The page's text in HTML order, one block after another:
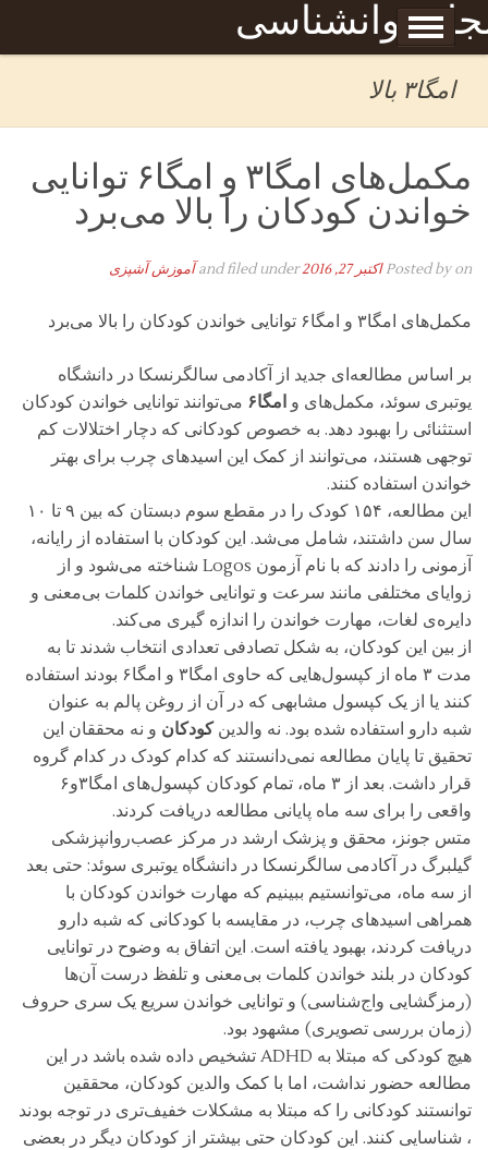
روانشناسی
Skip to content
برگه نمونه
امگا۳ بالا
مکمل‌های امگا۳ و امگا۶ توانایی
خواندن کودکان را بالا می‌برد
Posted byon اکتبر 27, 2016 and filed under آموزش آشپزی
مکمل‌های امگا۳ و امگا۶ توانایی خواندن کودکان را بالا می‌برد
بر اساس مطالعه‌ای جدید از آکادمی سالگرنسکا در دانشگاه
یوتبری سوئد، مکمل‌های و امگا۶
می‌توانند توانایی خواندن کودکان
استثنائی را بهبود دهد. به خصوص کودکانی که دچار اختلالات کم
توجهی هستند، می‌توانند از کمک این اسید‌های چرب برای بهتر
خواندن استفاده کنند.
این مطالعه، ۱۵۴ کودک را در مقطع سوم دبستان که بین ۹ تا ۱۰
سال سن داشتند، شامل می‌شد. این کودکان با استفاده از رایانه،
آزمونی را دادند که با نام آزمون Logos شناخته می‌شود و از
زوایای مختلفی مانند سرعت و توانایی خواندن کلمات بی‌معنی و
دایره‌ی لغات، مهارت خواندن را اندازه گیری می‌کند.
از بین این کودکان، به شکل تصادفی تعدادی انتخاب شدند تا به
مدت ۳ ماه از کپسول‌هایی که حاوی امگا۳ و امگا۶ بودند استفاده
کنند یا از یک کپسول مشابهی که در آن از روغن پالم به عنوان
شبه دارو استفاده شده بود. نه والدینکودکان و نه محققان این
تحقیق تا پایان مطالعه نمی‌دانستند که کدام کودک در کدام گروه
قرار داشت. بعد از ۳ ماه، تمام کودکان کپسول‌های امگا۳و۶
واقعی را برای سه ماه پایانی مطالعه دریافت کردند.
متس جونز، محقق و پزشک ارشد در مرکز عصب‌روانپزشکی
گیلبرگ در آکادمی سالگرنسکا در دانشگاه یوتبری سوئد: حتی بعد
از سه ماه، می‌توانستیم ببینیم که مهارت خواندن کودکان با
همراهی اسیدهای چرب، در مقایسه با کودکانی که شبه دارو
دریافت کردند، بهبود یافته است. این اتفاق به وضوح در توانایی
کودکان در بلند خواندن کلمات بی‌معنی و تلفظ درست آن‌ها
(رمزگشایی واج‌شناسی) و توانایی خواندن سریع یک سری حروف
(زمان بررسی تصویری) مشهود بود.
هیچ کودکی که مبتلا به ADHD تشخیص داده شده باشد در این
مطالعه حضور نداشت، اما با کمک والدین کودکان، محققین
توانستند کودکانی را که مبتلا به مشکلات خفیف‌تری در توجه بودند
، شناسایی کنند. این کودکان حتی بیشتر از کودکان دیگر در بعضی